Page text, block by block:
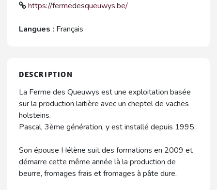
https://fermedesqueuwys.be/
Langues : Français
DESCRIPTION
La Ferme des Queuwys est une exploitation basée
sur la production laitière avec un cheptel de vaches
holsteins.
Pascal, 3ème génération, y est installé depuis 1995.
Son épouse Hélène suit des formations en 2009 et
démarre cette même année là la production de
beurre, fromages frais et fromages à pâte dure.